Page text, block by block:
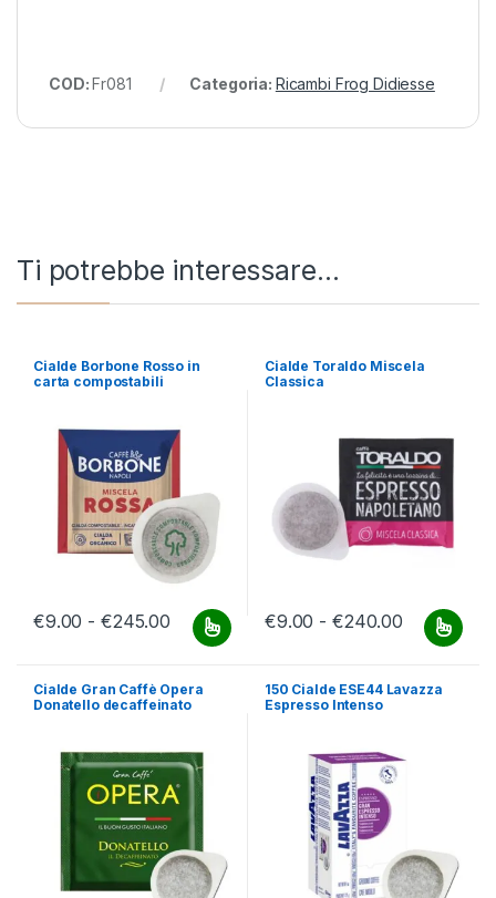
COD:Fr081 Categoria: Ricambi Frog Didiesse
Ti potrebbe interessare…
Cialde Borbone Rosso in
carta compostabili
€9.00 - €245.00Fascia di prezzo: da €9.00 a €245.00
Questo prodotto ha più varianti. Le opzioni possono essere
Cialde Toraldo Miscela
Classica
€9.00 - €240.00Fascia di
Questo prodotto ha più
Cialde Gran Caffè Opera
Donatello decaffeinato
150 Cialde ESE44 Lavazza
Espresso Intenso